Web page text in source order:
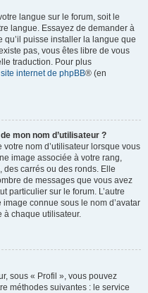
langue sur le forum, soit le
langue. Essayez de demander à
qu’il puisse installer la langue que
pas, vous êtes libre de vous
traduction. Pour plus
site internet de phpBB® (en
mon nom d’utilisateur ?
nom d’utilisateur lorsque vous
image associée à votre rang,
carrés ou des ronds. Elle
de messages que vous avez
particulier sur le forum. L’autre
connue sous le nom d’avatar
à chaque utilisateur.
sous « Profil », vous pouvez
méthodes suivantes : le service